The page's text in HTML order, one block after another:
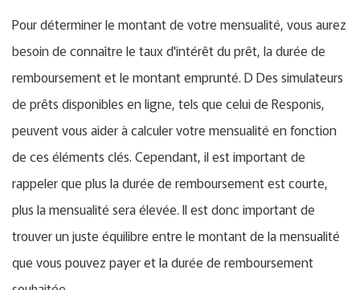
Pour déterminer le montant de votre mensualité, vous aurez
besoin de connaître le taux d'intérêt du prêt, la durée de
remboursement et le montant emprunté. D Des simulateurs
de prêts disponibles en ligne, tels que celui de Responis,
peuvent vous aider à calculer votre mensualité en fonction
de ces éléments clés. Cependant, il est important de
rappeler que plus la durée de remboursement est courte,
plus la mensualité sera élevée. Il est donc important de
trouver un juste équilibre entre le montant de la mensualité
que vous pouvez payer et la durée de remboursement